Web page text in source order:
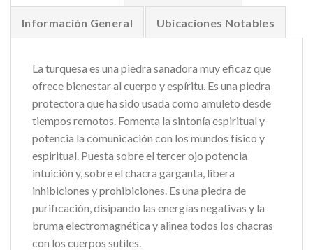
Información General Ubicaciones Notables
La turquesa es una piedra sanadora muy eficaz que
ofrece bienestar al cuerpo y espíritu. Es una piedra
protectora que ha sido usada como amuleto desde
tiempos remotos. Fomenta la sintonía espiritual y
potencia la comunicación con los mundos físico y
espiritual. Puesta sobre el tercer ojo potencia
intuición y, sobre el chacra garganta, libera
inhibiciones y prohibiciones. Es una piedra de
purificación, disipando las energías negativas y la
bruma electromagnética y alinea todos los chacras
con los cuerpos sutiles.